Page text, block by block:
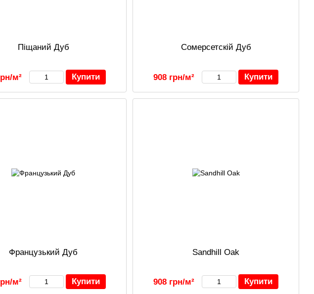
Піщаний Дуб
м² Купити
Сомерсетскій Дуб
908 грн/м² Купити
Французький Дуб
м² Купити
Sandhill Oak
908 грн/м² Купити